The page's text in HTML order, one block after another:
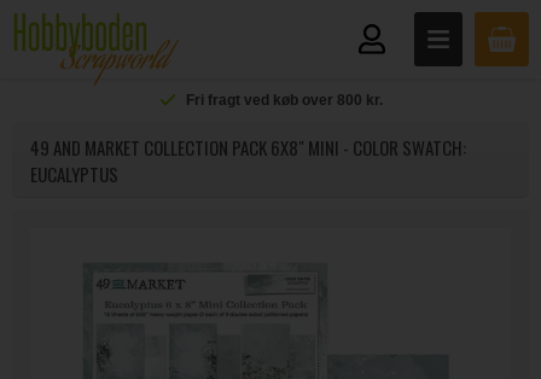
Fri fragt ved køb over 800 kr.
49 AND MARKET COLLECTION PACK 6X8" MINI - COLOR SWATCH:
EUCALYPTUS